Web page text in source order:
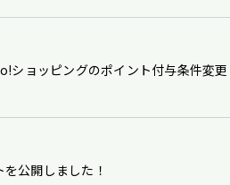
ショッピングのポイント付与条件変更
公開しました！